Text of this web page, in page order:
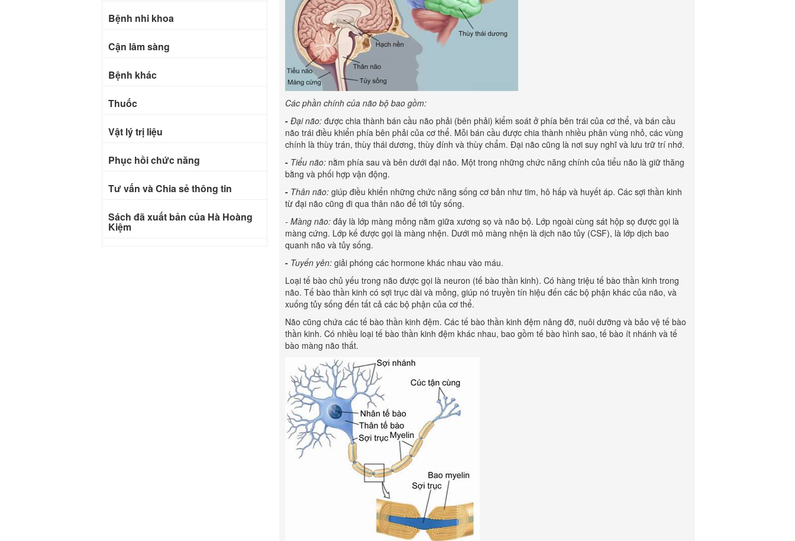
Các phần chính của não bộ bao gồm:
- Đại não: được chia thành bán cầu não phải (bên phải) kiểm soát ở phía bên trái của cơ thể, và bán cầu
não trái điều khiển phía bên phải của cơ thể. Mỗi bán cầu được chia thành nhiều phân vùng nhỏ, các vùng
chính là thùy trán, thùy thái dương, thùy đính và thùy chẩm. Đại não cũng là nơi suy nghĩ và lưu trữ trí nhớ.
- Tiểu não: nằm phía sau và bên dưới đại não. Một trong những chức năng chính của tiểu não là giữ thăng
bằng và phối hợp vận động.
- Thân não: giúp điều khiển những chức năng sống cơ bản như tim, hô hấp và huyết áp. Các sợi thần kinh
từ đại não cũng đi qua thân não để tới tủy sống.
- Màng não: đây là lớp màng mỏng nằm giữa xương sọ và não bộ. Lớp ngoài cùng sát hộp sọ được gọi là
màng cứng. Lớp kế được gọi là màng nhện. Dưới mô màng nhện là dịch não tủy (CSF), là lớp dịch bao
quanh não và tủy sống.
- Tuyến yên: giải phóng các hormone khác nhau vào máu.
Loại tế bào chủ yếu trong não được gọi là neuron (tế bào thần kinh). Có hàng triệu tế bào thần kinh trong
não. Tế bào thần kinh có sợi trục dài và mỏng, giúp nó truyền tín hiệu đến các bộ phận khác của não, và
xuống tủy sống đến tất cả các bộ phận của cơ thể.
Não cũng chứa các tế bào thần kinh đệm. Các tế bào thần kinh đệm nâng đỡ, nuôi dưỡng và bảo vệ tế bào
thần kinh. Có nhiều loại tế bào thần kinh đệm khác nhau, bao gồm tế bào hình sao, tế bào ít nhánh và tế
bào màng não thất.
Bệnh nhi khoa
Cận lâm sàng
Bệnh khác
Thuốc
Vật lý trị liệu
Phục hồi chức năng
Tư vấn và Chia sẻ thông tin
Sách đã xuất bản của Hà Hoàng
Kiệm